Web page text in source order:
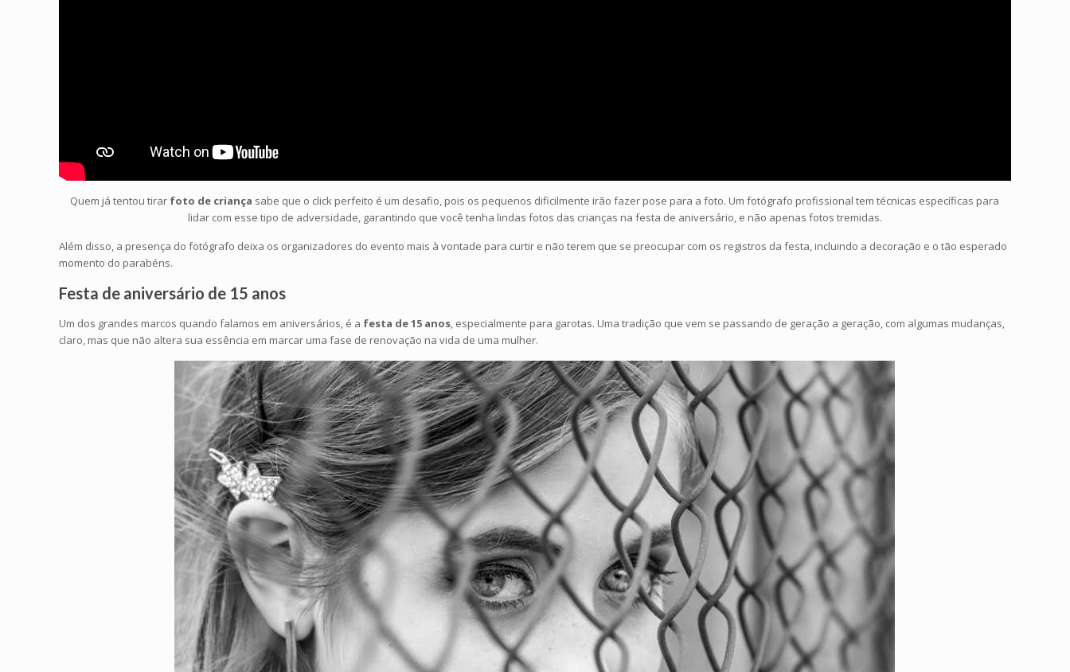
Quem já tentou tirar foto de criança sabe que o click perfeito é um desafio, pois os pequenos dificilmente irão fazer pose para a foto. Um fotógrafo profissional tem técnicas específicas para
lidar com esse tipo de adversidade, garantindo que você tenha lindas fotos das crianças na festa de aniversário, e não apenas fotos tremidas.
Além disso, a presença do fotógrafo deixa os organizadores do evento mais à vontade para curtir e não terem que se preocupar com os registros da festa, incluindo a decoração e o tão esperado
momento do parabéns.
Festa de aniversário de 15 anos
Um dos grandes marcos quando falamos em aniversários, é a festa de 15 anos, especialmente para garotas. Uma tradição que vem se passando de geração a geração, com algumas mudanças,
claro, mas que não altera sua essência em marcar uma fase de renovação na vida de uma mulher.